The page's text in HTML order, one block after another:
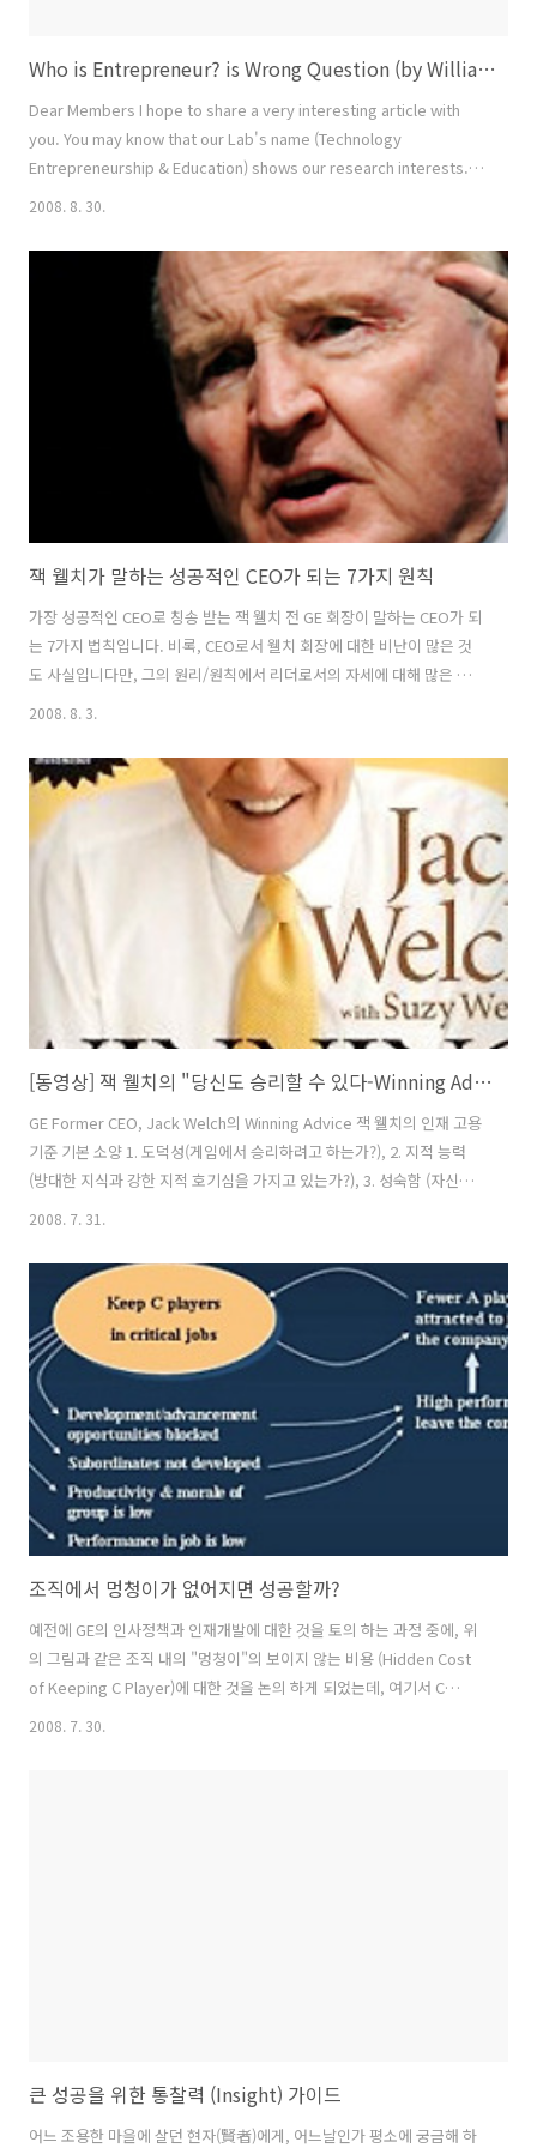
Who is Entrepreneur? is Wrong Question (by William Gartner)
Dear Members I hope to share a very interesting article with
you. You may know that our Lab's name (Technology
Entrepreneurship & Education) shows our research interests. In
my humble opinion, we may understand what is technology and
(Clemson Univ. ) pointed out, there is no generic definition of
the entrepreneur. After reviewing a lo..
2008. 8. 30.
잭 웰치가 말하는 성공적인 CEO가 되는 7가지 원칙
가장 성공적인 CEO로 칭송 받는 잭 웰치 전 GE 회장이 말하는 CEO가 되
는 7가지 법칙입니다. 비록, CEO로서 웰치 회장에 대한 비난이 많은 것
도 사실입니다만, 그의 원리/원칙에서 리더로서의 자세에 대해 많은 것
을 배울 수 있지 않을까 합니다. 1. 정직하고 단도직입적이 되라 (Tell it
현실을 말하라. 2. 자신을 조율하라 (Set the tone.) - 늘 지켜보는 사람
들에게 자신의 존재감을 느끼도록 하고 자신의 의도를 알 수있게 하라. 3.
지식을 최대화하라 (Maximize intellect.) - 직원들의 마음을 얻는 것이
가장 중요하다. 그들의 아이디어를 끊임없이 들어주면서 자신의 지식을
최대화하라. ..
2008. 8. 3.
[동영상] 잭 웰치의 "당신도 승리할 수 있다-Winning Advice"
GE Former CEO, Jack Welch의 Winning Advice 잭 웰치의 인재 고용
기준 기본 소양 1. 도덕성(게임에서 승리하려고 하는가?), 2. 지적 능력
(방대한 지식과 강한 지적 호기심을 가지고 있는가?), 3. 성숙함 (자신의
감정을 조절할 줄 아는가?) 리더십 능력 (4E) 1. Energy·적극적인 에너지
태도 (1P) Passion·열정) “ 당신도 승리할 수 있다!” 이 책은 ‘잭 웰치
(Jack Welch, 본명: John Frances Welch Jr)’가 미국 GE(General
Electronics) 그룹 회장에서 은퇴한 후, 자신의 성장기와 회사에서의 경
험을 담은 책으로, 자신..
2008. 7. 31.
조직에서 멍청이가 없어지면 성공할까?
예전에 GE의 인사정책과 인재개발에 대한 것을 토의 하는 과정 중에, 위
의 그림과 같은 조직 내의 "멍청이"의 보이지 않는 비용 (Hidden Cost
of Keeping C Player)에 대한 것을 논의 하게 되었는데, 여기서 C
player는 GE의 Organization Vitality Chart상에서 A, B, C등급의 종업
2008. 7. 30.
큰 성공을 위한 통찰력 (Insight) 가이드
어느 조용한 마을에 살던 현자(賢者)에게, 어느날인가 평소에 궁금해 하